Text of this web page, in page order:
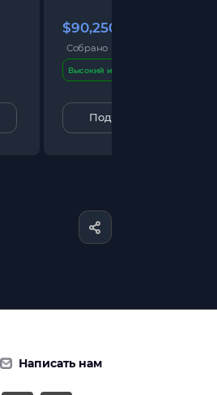
$90,250,000
Собрано
Высокий интерес
Подробнее
Написать нам